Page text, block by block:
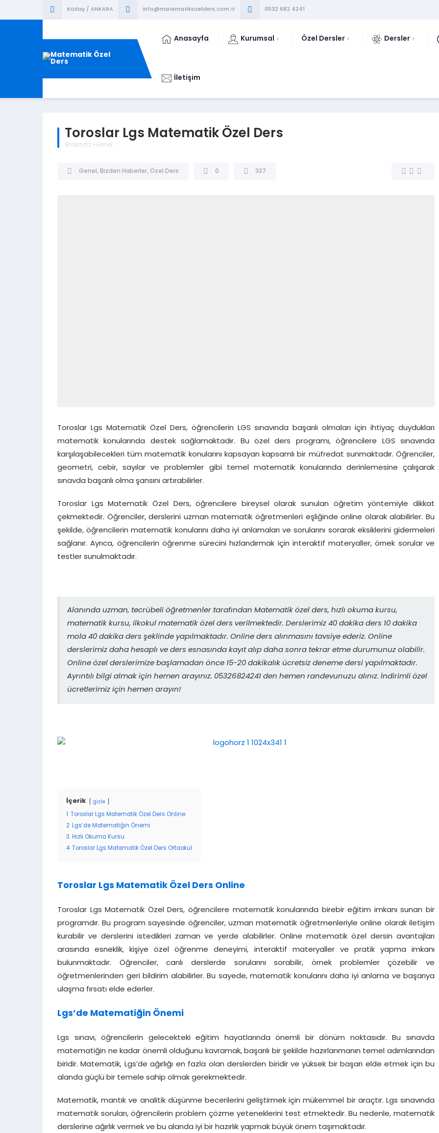
Kızılay / ANKARA info@matematikozelders.com.tr 0532 682 4241
Anasayfa Kurumsal Özel Dersler Dersler
İletişim
Toroslar Lgs Matematik Özel Ders
Anasayfa » Genel
Genel , Bizden Haberler, Özel Ders 0 337
Toroslar Lgs Matematik Özel Ders, öğrencilerin LGS sınavında başarılı olmaları için ihtiyaç duydukları
matematik konularında destek sağlamaktadır. Bu özel ders programı, öğrencilere LGS sınavında
karşılaşabilecekleri tüm matematik konularını kapsayan kapsamlı bir müfredat sunmaktadır. Öğrenciler,
geometri, cebir, sayılar ve problemler gibi temel matematik konularında derinlemesine çalışarak
sınavda başarılı olma şansını artırabilirler.
Toroslar Lgs Matematik Özel Ders, öğrencilere bireysel olarak sunulan öğretim yöntemiyle dikkat
çekmektedir. Öğrenciler, derslerini uzman matematik öğretmenleri eşliğinde online olarak alabilirler. Bu
şekilde, öğrencilerin matematik konularını daha iyi anlamaları ve sorularını sorarak eksiklerini gidermeleri
sağlanır. Ayrıca, öğrencilerin öğrenme sürecini hızlandırmak için interaktif materyaller, örnek sorular ve
testler sunulmaktadır.
Alanında uzman, tecrübeli öğretmenler tarafından Matematik özel ders, hızlı okuma kursu,
matematik kursu, ilkokul matematik özel ders verilmektedir. Derslerimiz 40 dakika ders 10 dakika
mola 40 dakika ders şeklinde yapılmaktadır. Online ders alınmasını tavsiye ederiz. Online
derslerimiz daha hesaplı ve ders esnasında kayıt alıp daha sonra tekrar etme durumunuz olabilir.
Online özel derslerimize başlamadan önce 15-20 dakikalık ücretsiz deneme dersi yapılmaktadır.
Ayrıntılı bilgi almak için hemen arayınız. 05326824241 den hemen randevunuzu alınız. İndirimli özel
ücretlerimiz için hemen arayın!
İçerik gizle
Toroslar Lgs Matematik Özel Ders Online
2 Lgs’de Matematiğin Önemi
3
Hızlı Okuma Kursu
4
Toroslar Lgs Matematik Özel Ders Ortaokul
Toroslar Lgs Matematik Özel Ders Online
Toroslar Lgs Matematik Özel Ders, öğrencilere matematik konularında birebir eğitim imkanı sunan bir
programdır. Bu program sayesinde öğrenciler, uzman matematik öğretmenleriyle online olarak iletişim
kurabilir ve derslerini istedikleri zaman ve yerde alabilirler. Online matematik özel dersin avantajları
arasında esneklik, kişiye özel öğrenme deneyimi, interaktif materyaller ve pratik yapma imkanı
bulunmaktadır. Öğrenciler, canlı derslerde sorularını sorabilir, örnek problemler çözebilir ve
öğretmenlerinden geri bildirim alabilirler. Bu sayede, matematik konularını daha iyi anlama ve başarıya
ulaşma fırsatı elde ederler.
Lgs’de Matematiğin Önemi
Lgs sınavı, öğrencilerin gelecekteki eğitim hayatlarında önemli bir dönüm noktasıdır. Bu sınavda
matematiğin ne kadar önemli olduğunu kavramak, başarılı bir şekilde hazırlanmanın temel adımlarından
biridir. Matematik, Lgs’de ağırlığı en fazla olan derslerden biridir ve yüksek bir başarı elde etmek için bu
alanda güçlü bir temele sahip olmak gerekmektedir.
Matematik, mantık ve analitik düşünme becerilerini geliştirmek için mükemmel bir araçtır. Lgs sınavında
matematik soruları, öğrencilerin problem çözme yeteneklerini test etmektedir. Bu nedenle, matematik
derslerine ağırlık vermek ve bu alanda iyi bir hazırlık yapmak büyük önem taşımaktadır.